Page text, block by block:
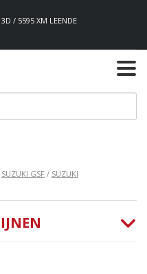
3D / 5595 XM LEENDE
SUZUKI GSF / SUZUKI